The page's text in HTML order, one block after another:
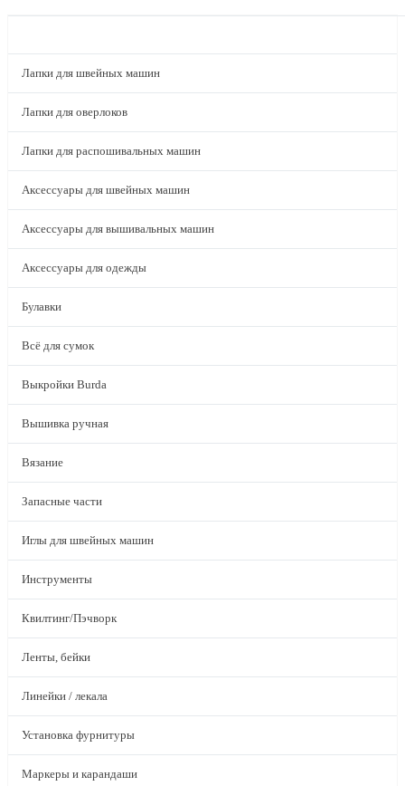
Лапки для швейных машин
Лапки для оверлоков
Лапки для распошивальных машин
Аксессуары для швейных машин
Аксессуары для вышивальных машин
Аксессуары для одежды
Булавки
Всё для сумок
Выкройки Burda
Вышивка ручная
Вязание
Запасные части
Иглы для швейных машин
Инструменты
Квилтинг/Пэчворк
Ленты, бейки
Линейки / лекала
Установка фурнитуры
Маркеры и карандаши